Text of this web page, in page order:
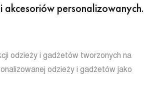
akcesoriów personalizowanych.
odzieży i gadżetów tworzonych na
odzieży i gadżetów jako